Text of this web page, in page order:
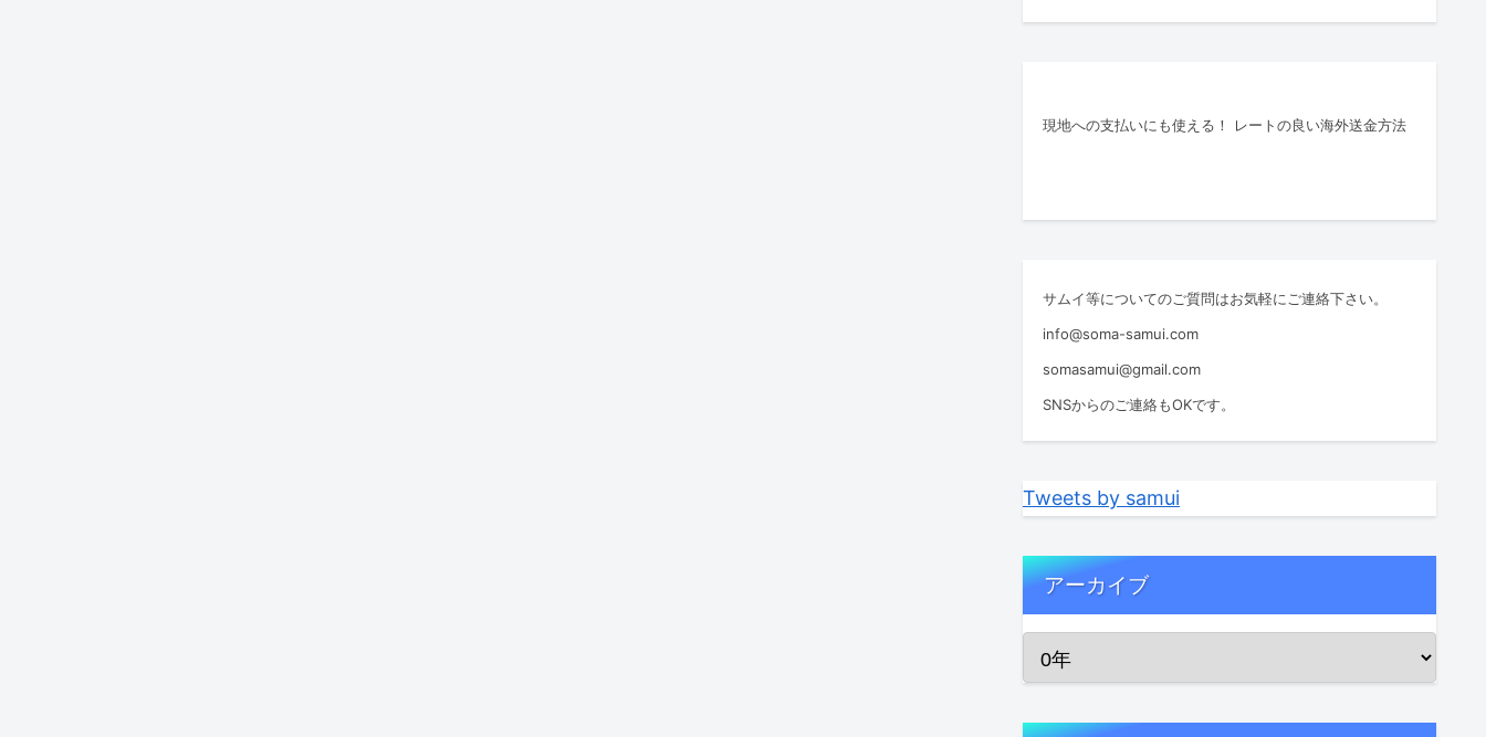
現地への支払いにも使える！ レートの良い海外送金方法
サムイ等についてのご質問はお気軽にご連絡下さい。
info@soma-samui.com
somasamui@gmail.com
SNSからのご連絡もOKです。
Tweets by samui
アーカイブ